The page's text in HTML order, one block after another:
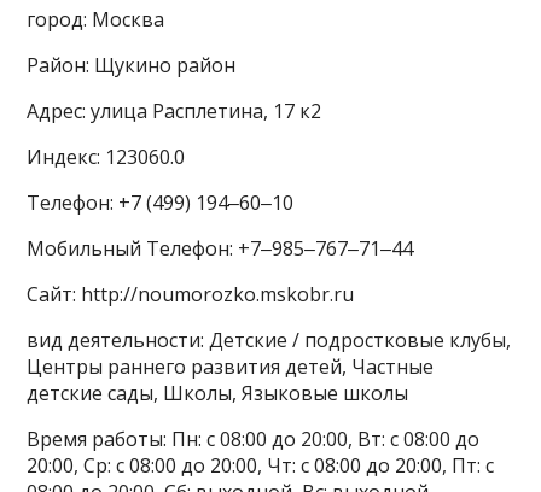
город: Москва
Район: Щукино район
Адрес: улица Расплетина, 17 к2
Индекс: 123060.0
Телефон: +7 (499) 194‒60‒10
Мобильный Телефон: +7‒985‒767‒71‒44
Сайт: http://noumorozko.mskobr.ru
вид деятельности: Детские / подростковые клубы,
Центры раннего развития детей, Частные
детские сады, Школы, Языковые школы
Время работы: Пн: с 08:00 до 20:00, Вт: с 08:00 до
20:00, Ср: с 08:00 до 20:00, Чт: с 08:00 до 20:00, Пт: с